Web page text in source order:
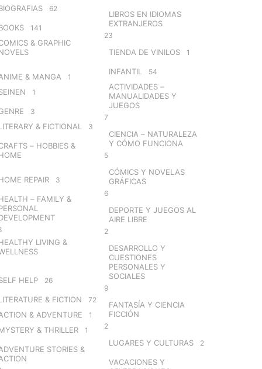
62
141
& GRAPHIC
& MANGA 1
1
3
& FICTIONAL 3
– HOBBIES &
REPAIR 3
– FAMILY &
LIVING &
HELP 26
& FICTION 72
& ADVENTURE 1
& THRILLER 1
STORIES &
LIBROS EN IDIOMAS
EXTRANJEROS
23
TIENDA DE VINILOS 1
INFANTIL 54
ACTIVIDADES –
MANUALIDADES Y
JUEGOS
7
CIENCIA – NATURALEZA
Y CÓMO FUNCIONA
5
CÓMICS Y NOVELAS
GRÁFICAS
6
DEPORTE Y JUEGOS AL
AIRE LIBRE
2
DESARROLLO Y
CUESTIONES
PERSONALES Y
SOCIALES
9
FANTASÍA Y CIENCIA
FICCIÓN
2
LUGARES Y CULTURAS 2
VACACIONES Y